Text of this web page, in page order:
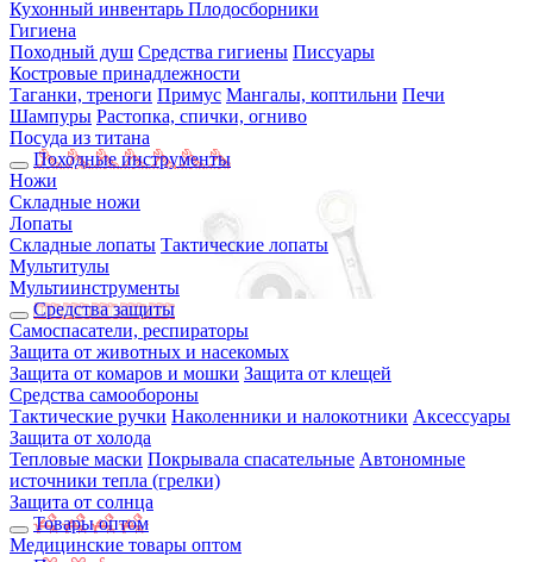
Кухонный инвентарь Плодосборники
Гигиена
Походный душ Средства гигиены Писсуары
Костровые принадлежности
Таганки, треноги Примус Мангалы, коптильни Печи
Шампуры Растопка, спички, огниво
Посуда из титана
Походные инструменты
Ножи
Складные ножи
Лопаты
Складные лопаты Тактические лопаты
Мультитулы
Мультиинструменты
Средства защиты
Самоспасатели, респираторы
Защита от животных и насекомых
Защита от комаров и мошки Защита от клещей
Средства самообороны
Тактические ручки Наколенники и налокотники Аксессуары
Защита от холода
Тепловые маски Покрывала спасательные Автономные
источники тепла (грелки)
Защита от солнца
Товары оптом
Медицинские товары оптом